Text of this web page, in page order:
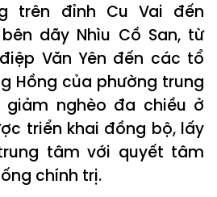
trên đỉnh Cu Vai đến
dãy Nhìu Cồ San, từ
Văn Yên đến các tổ
Hồng của phường trung
nghèo đa chiều ở
triển khai đồng bộ, lấy
tâm với quyết tâm
chính trị.